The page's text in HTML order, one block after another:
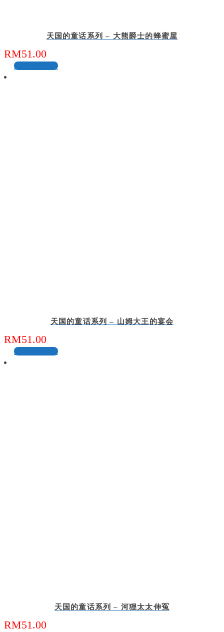
天国的童话系列 – 大熊爵士的蜂蜜屋
RM51.00
加入购物车
天国的童话系列 – 山姆大王的宴会
RM51.00
加入购物车
天国的童话系列 – 河狸太太伸冤
RM51.00